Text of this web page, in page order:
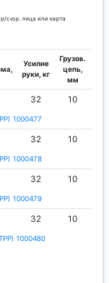
с юр. лица или карта
Усилие
руки, кг
Грузов.
цепь,
мм
32 10
1000477
32 10
1000478
32 10
1000479
32 10
1000480